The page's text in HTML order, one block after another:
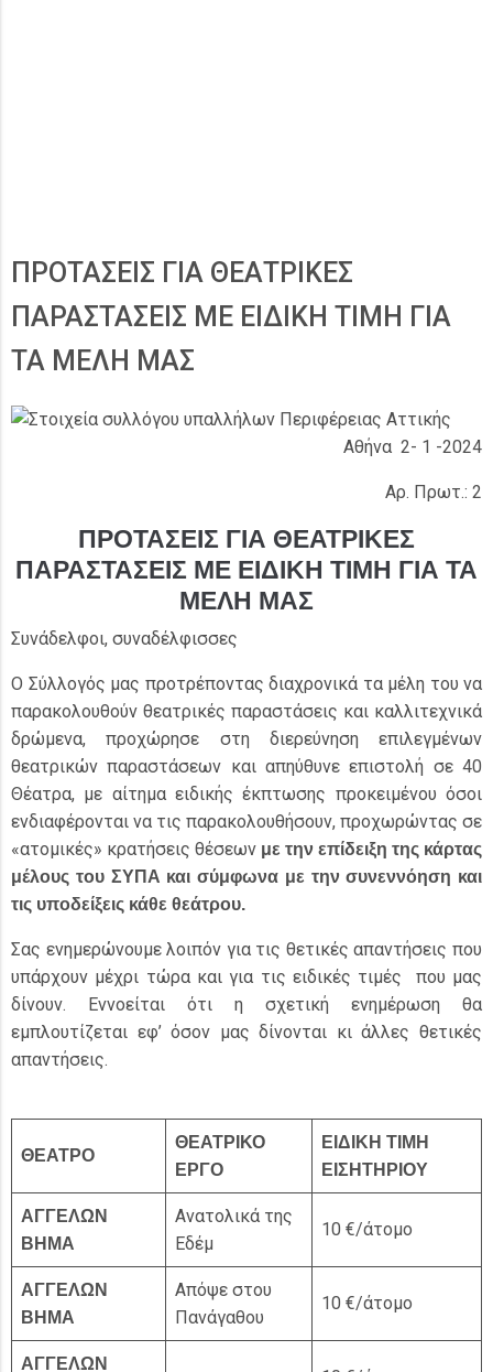
ΠΡΟΤΑΣΕΙΣ ΓΙΑ ΘΕΑΤΡΙΚΕΣ
ΠΑΡΑΣΤΑΣΕΙΣ ΜΕ ΕΙΔΙΚΗ ΤΙΜΗ ΓΙΑ
ΤΑ ΜΕΛΗ ΜΑΣ
Αθήνα 2- 1 -2024
Αρ. Πρωτ.: 2
ΠΡΟΤΑΣΕΙΣ ΓΙΑ ΘΕΑΤΡΙΚΕΣ
ΠΑΡΑΣΤΑΣΕΙΣ ΜΕ ΕΙΔΙΚΗ ΤΙΜΗ ΓΙΑ ΤΑ
ΜΕΛΗ ΜΑΣ
Συνάδελφοι, συναδέλφισσες
Ο Σύλλογός μας προτρέποντας διαχρονικά τα μέλη του να
παρακολουθούν θεατρικές παραστάσεις και καλλιτεχνικά
δρώμενα, προχώρησε στη διερεύνηση επιλεγμένων
θεατρικών παραστάσεων και απηύθυνε επιστολή σε 40
Θέατρα, με αίτημα ειδικής έκπτωσης προκειμένου όσοι
ενδιαφέρονται να τις παρακολουθήσουν, προχωρώντας σε
«ατομικές» κρατήσεις θέσεων με την επίδειξη της κάρτας
μέλους του ΣΥΠΑ και σύμφωνα με την συνεννόηση και
τις υποδείξεις κάθε θεάτρου.
Σας ενημερώνουμε λοιπόν για τις θετικές απαντήσεις που
υπάρχουν μέχρι τώρα και για τις ειδικές τιμές που μας
δίνουν. Εννοείται ότι η σχετική ενημέρωση θα
εμπλουτίζεται εφ’ όσον μας δίνονται κι άλλες θετικές
απαντήσεις.
ΘΕΑΤΡΟ
ΘΕΑΤΡΙΚΟ
ΕΡΓΟ
ΕΙΔΙΚΗ ΤΙΜΗ
ΕΙΣΗΤΗΡΙΟΥ
ΑΓΓΕΛΩΝ
ΒΗΜΑ
Ανατολικά της
Εδέμ
10 €/άτομο
ΑΓΓΕΛΩΝ
ΒΗΜΑ
Απόψε στου
Πανάγαθου
10 €/άτομο
ΑΓΓΕΛΩΝ